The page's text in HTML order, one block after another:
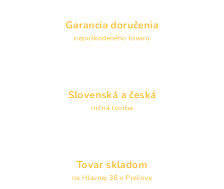
y
v
ý
u
Garancia doručenia
nepoškodeného tovaru
Slovenská a česká
ručná tvorba
Tovar skladom
na Hlavnej 38 v Prešove